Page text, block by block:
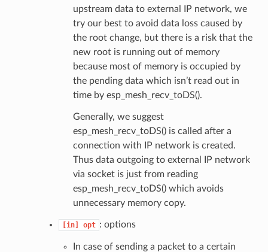
upstream data to external IP network, we
try our best to avoid data loss caused by
the root change, but there is a risk that the
new root is running out of memory
because most of memory is occupied by
the pending data which isn’t read out in
time by esp_mesh_recv_toDS().
Generally, we suggest
esp_mesh_recv_toDS() is called after a
connection with IP network is created.
Thus data outgoing to external IP network
via socket is just from reading
esp_mesh_recv_toDS() which avoids
unnecessary memory copy.
[in] opt : options
In case of sending a packet to a certain